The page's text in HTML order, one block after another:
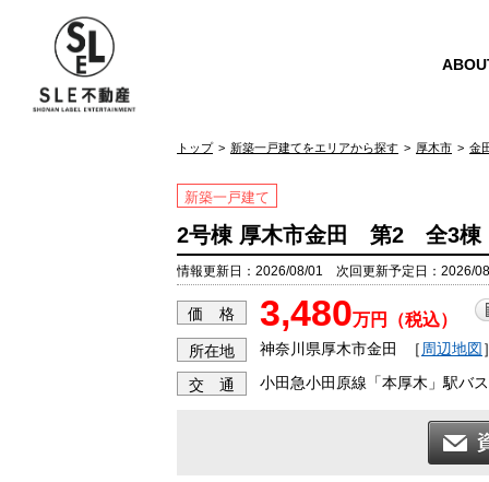
トップ 新築一戸建てをエリアから探す 厚木市 金
新築一戸建て
2号棟 厚木市金田 第2 全3
情報更新日：2026/08/01 次回更新予定日：2026/
価 格 3,480万円（税込）
所在地 神奈川県厚木市金田 ［ 周辺地図
交 通 小田急小田原線「本厚木」駅バ